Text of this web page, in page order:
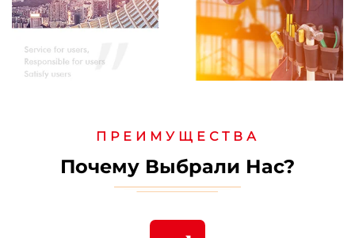
ПРЕИМУЩЕСТВА
Почему Выбрали Нас?